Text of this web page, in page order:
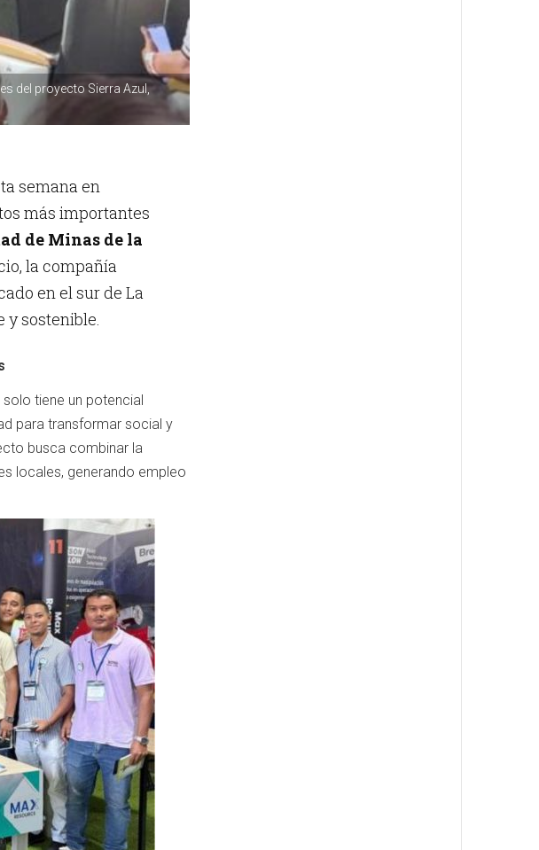
del proyecto Sierra Azul,
semana en
más importantes
de Minas de la
la compañía
en el sur de La
y sostenible.
tiene un potencial
para transformar social y
busca combinar la
locales, generando empleo